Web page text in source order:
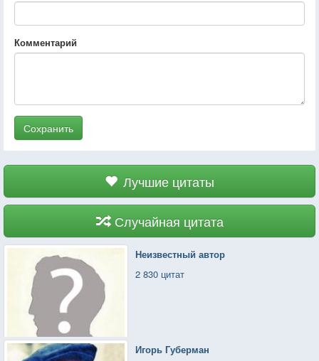
Комментарий
Сохранить
Лучшие цитаты
Случайная цитата
Неизвестный автор
2 830 цитат
Игорь Губерман